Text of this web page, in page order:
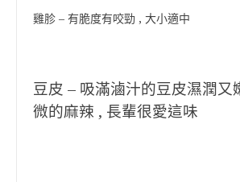
雞胗 – 有脆度有咬勁 , 大小適中
豆皮 – 吸滿滷汁的豆皮濕潤又
微的麻辣 , 長輩很愛這味